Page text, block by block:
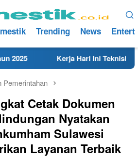
Trending News
Kerja Hari Ini Teknisi/
Pemerintahan
Cetak Dokumen
Nyatakan
Sulawesi
Layanan Terbaik